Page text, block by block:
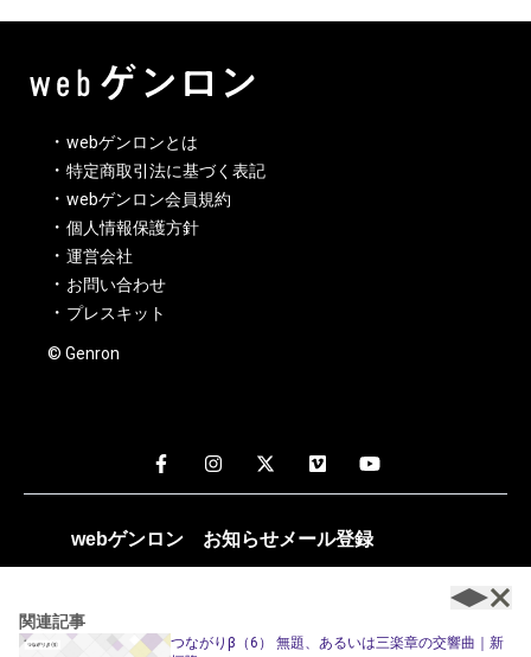
関連記事
つながりβ（6） 無題、あるいは三楽章の交響曲｜新
webゲンロンとは
特定商取引法に基づく表記
webゲンロン会員規約
個人情報保護方針
運営会社
お問い合わせ
プレスキット
© Genron
webゲンロン お知らせメール登録